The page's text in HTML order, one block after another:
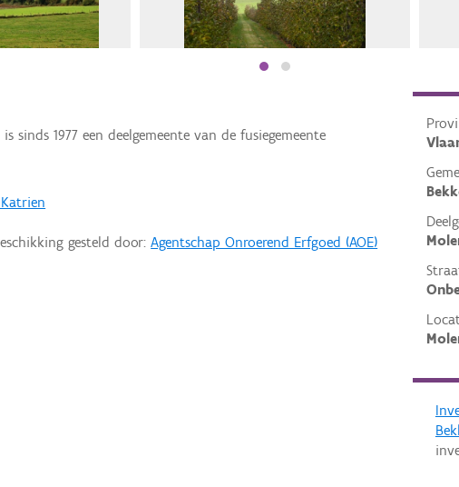
is sinds 1977 een deelgemeente van de fusiegemeente
gesteld door:Agentschap Onroerend Erfgoed (AOE)